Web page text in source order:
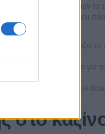
λέσχες δεν επιτρέπουν τα
τύπο του συμβόλου και
το άτομο που μοιράζει
μόνο δύο σχόλια για
κάρτες, το κλείσιμο των
στο